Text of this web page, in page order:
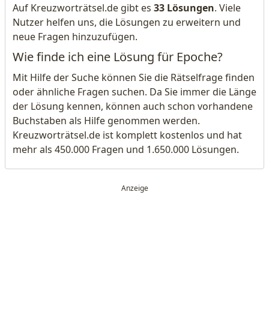
Auf Kreuzworträtsel.de gibt es 33 Lösungen. Viele
Nutzer helfen uns, die Lösungen zu erweitern und
neue Fragen hinzuzufügen.
Wie finde ich eine Lösung für Epoche?
Mit Hilfe der Suche können Sie die Rätselfrage finden
oder ähnliche Fragen suchen. Da Sie immer die Länge
der Lösung kennen, können auch schon vorhandene
Buchstaben als Hilfe genommen werden.
Kreuzworträtsel.de ist komplett kostenlos und hat
mehr als 450.000 Fragen und 1.650.000 Lösungen.